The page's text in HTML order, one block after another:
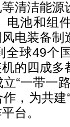
清洁能源
电池和组
风电装备
全球49个
的四成多
“一带一
，为共建
台。